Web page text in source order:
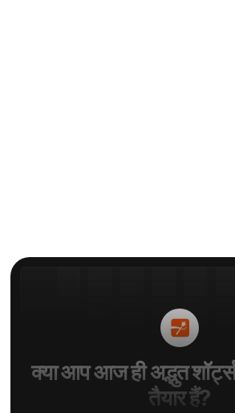
क्या आप आज ही अद्भुत
तैयार हैं?